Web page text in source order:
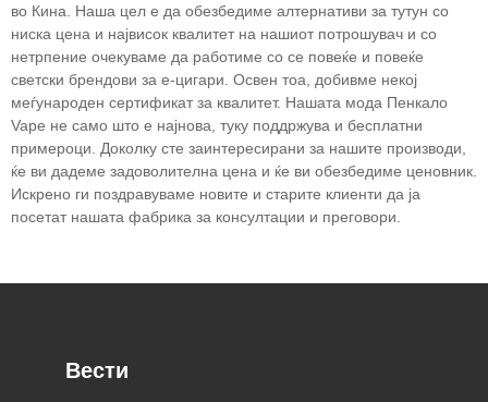
во Кина. Наша цел е да обезбедиме алтернативи за тутун со
ниска цена и највисок квалитет на нашиот потрошувач и со
нетрпение очекуваме да работиме со се повеќе и повеќе
светски брендови за е-цигари. Освен тоа, добивме некој
меѓународен сертификат за квалитет. Нашата мода Пенкало
Vape не само што е најнова, туку поддржува и бесплатни
примероци. Доколку сте заинтересирани за нашите производи,
ќе ви дадеме задоволителна цена и ќе ви обезбедиме ценовник.
Искрено ги поздравуваме новите и старите клиенти да ја
посетат нашата фабрика за консултации и преговори.
Вести